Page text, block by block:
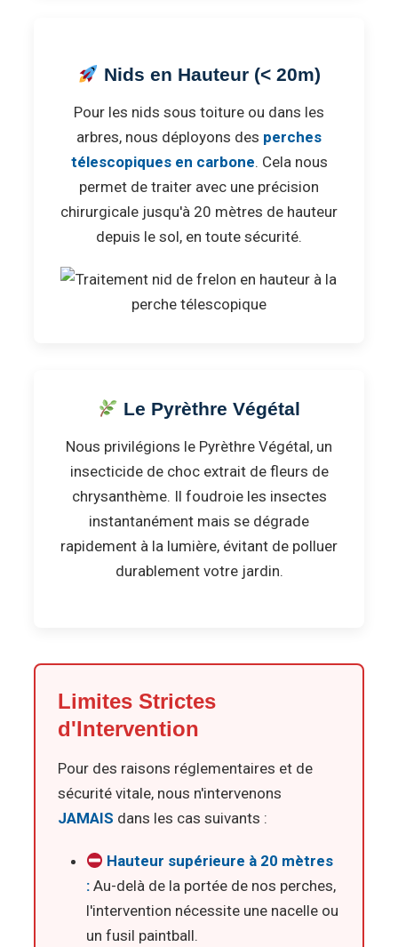
Nids en Hauteur (< 20m)
Pour les nids sous toiture ou dans les
arbres, nous déployons des perches
télescopiques en carbone. Cela nous
permet de traiter avec une précision
chirurgicale jusqu'à 20 mètres de hauteur
depuis le sol, en toute sécurité.
Le Pyrèthre Végétal
Nous privilégions le Pyrèthre Végétal, un
insecticide de choc extrait de fleurs de
chrysanthème. Il foudroie les insectes
instantanément mais se dégrade
rapidement à la lumière, évitant de polluer
durablement votre jardin.
Limites Strictes
d'Intervention
Pour des raisons réglementaires et de
sécurité vitale, nous n'intervenons
JAMAIS dans les cas suivants :
Hauteur supérieure à 20 mètres
: Au-delà de la portée de nos perches,
l'intervention nécessite une nacelle ou
un fusil paintball.